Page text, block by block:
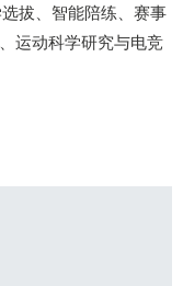
拔、智能陪练、赛事
运动科学研究与电竞